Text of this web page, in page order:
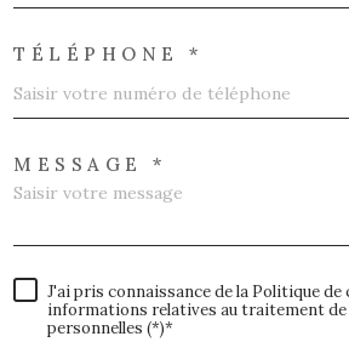
TÉLÉPHONE *
MESSAGE *
J'ai pris connaissance de la Politique
informations relatives au traitement de
personnelles (*)*